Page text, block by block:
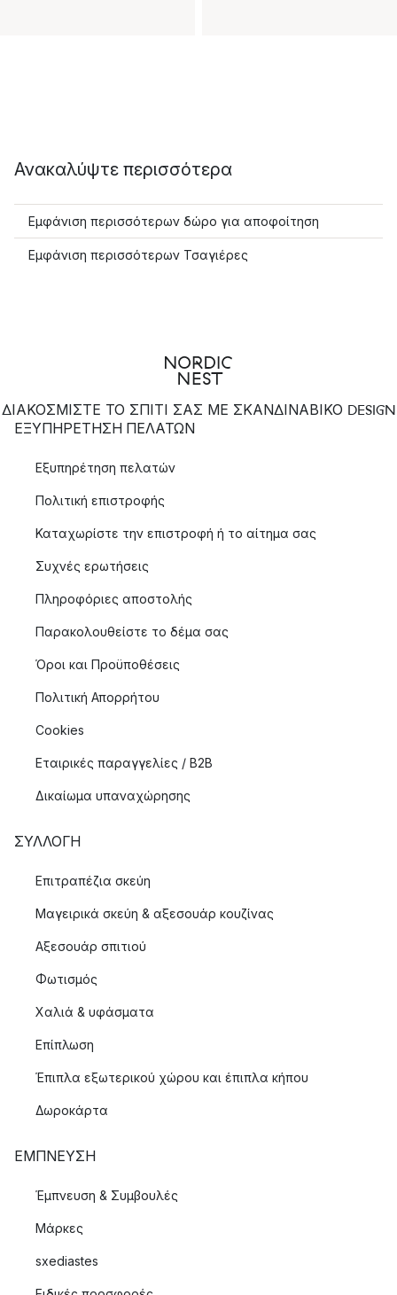
Ανακαλύψτε περισσότερα
Εμφάνιση περισσότερων δώρο για αποφοίτηση
Εμφάνιση περισσότερων Τσαγιέρες
ΔΙΑΚΟΣΜΙΣΤΕ ΤΟ ΣΠΙΤΙ ΣΑΣ ΜΕ ΣΚΑΝΔΙΝΑΒΙΚΟ DESIGN
ΕΞΥΠΗΡΈΤΗΣΗ ΠΕΛΑΤΏΝ
Εξυπηρέτηση πελατών
Πολιτική επιστροφής
Καταχωρίστε την επιστροφή ή το αίτημα σας
Συχνές ερωτήσεις
Πληροφόριες αποστολής
Παρακολουθείστε το δέμα σας
Όροι και Προϋποθέσεις
Πολιτική Απορρήτου
Cookies
Εταιρικές παραγγελίες / B2B
Δικαίωμα υπαναχώρησης
ΣΥΛΛΟΓΉ
Επιτραπέζια σκεύη
Μαγειρικά σκεύη & αξεσουάρ κουζίνας
Αξεσουάρ σπιτιού
Φωτισμός
Χαλιά & υφάσματα
Επίπλωση
Έπιπλα εξωτερικού χώρου και έπιπλα κήπου
Δωροκάρτα
ΈΜΠΝΕΥΣΗ
Έμπνευση & Συμβουλές
Μάρκες
sxediastes